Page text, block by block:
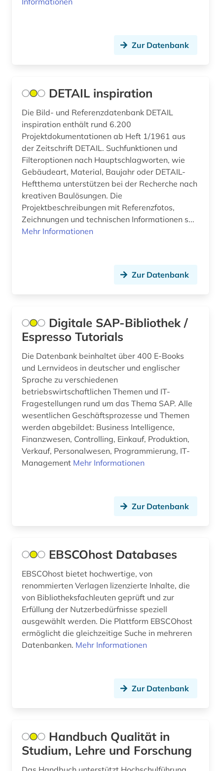
agrarprodukt (1)
agrarrecht (2)
agrarsektor (1)
agrarsoziologie (1)
agrarwirtschaft (1)
agrarwissenschaft (8)
agrarwissenschaften (3)
ahnen (1)
akademie der bildenden künste (1)
akademie der künste (1)
akademie der wissenschaften (1)
akademieschrift (1)
akkadisch (1)
aktie (1)
aktienanalyse (1)
aktienrecht (1)
albertus, magnus, heiliger | katholischer
theologe; bischof; philosoph; alchemist;
naturwissenschaftler; heiliger (1)
albrecht (2)
albrecht <mainz (1)
aleksandr a. (1)
alfred escher (1)
Osteuropa (41)
Ostmitteleuropa (14)
Palaestina (8)
Polen (21)
Portugal (15)
Rheinland-Pfalz (11)
Roemisches Reich (12)
Sachsen-Anhalt (6)
Schleswig-Holstein (5)
Schweden (76)
Schweiz (78)
Serbien (8)
Skandinavien (7)
Slowakei (6)
Slowenien (4)
Suedasien (11)
Thueringen (9)
Tschechische Republik (10)
Tuerkei (11)
USA (178)
Ungarn (15)
Zypern (1)
Zur Datenbank
DETAIL inspiration
Die Bild- und Referenzdatenbank DETAIL
inspiration enthält rund 6.200
Projektdokumentationen ab Heft 1/1961 aus
der Zeitschrift DETAIL. Suchfunktionen und
Filteroptionen nach Hauptschlagworten, wie
Gebäudeart, Material, Baujahr oder DETAIL-
Heftthema unterstützen bei der Recherche nach
kreativen Baulösungen. Die
Projektbeschreibungen mit Referenzfotos,
Zeichnungen und technischen Informationen s...
Mehr Informationen
Zur Datenbank
Digitale SAP-Bibliothek /
Espresso Tutorials
Die Datenbank beinhaltet über 400 E-Books
und Lernvideos in deutscher und englischer
Sprache zu verschiedenen
betriebswirtschaftlichen Themen und IT-
Fragestellungen rund um das Thema SAP. Alle
wesentlichen Geschäftsprozesse und Themen
werden abgebildet: Business Intelligence,
Finanzwesen, Controlling, Einkauf, Produktion,
Verkauf, Personalwesen, Programmierung, IT-
Management Mehr Informationen
Zur Datenbank
EBSCOhost Databases
EBSCOhost bietet hochwertige, von
renommierten Verlagen lizenzierte Inhalte, die
von Bibliotheksfachleuten geprüft und zur
Erfüllung der Nutzerbedürfnisse speziell
ausgewählt werden. Die Plattform EBSCOhost
ermöglicht die gleichzeitige Suche in mehreren
Datenbanken. Mehr Informationen
Zur Datenbank
Handbuch Qualität in
Studium, Lehre und Forschung